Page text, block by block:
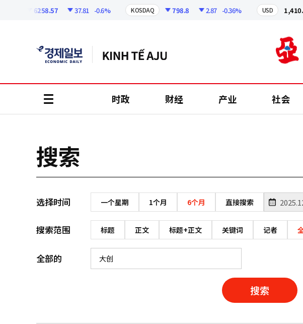
6258.57 37.81 -0.6% KOSDAQ 798.8 2.87 -0.36% USD 1,410.60
时政 财经 产业 社会
搜索
选择时间 一个星期 1个月 6个月 直接搜索
搜索范围 标题 正文 标题+正文 关键词 记者
全部的
搜索